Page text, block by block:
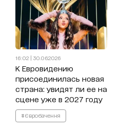
16:02 | 30.06.2026
К Евровидению
присоединилась новая
страна: увидят ли ее на
сцене уже в 2027 году
#Євробачення